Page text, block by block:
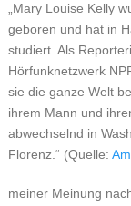
„Mary Louise Kelly
geboren und hat in
studiert. Als
Hörfunknetzwerk
sie die ganze Welt
ihrem Mann und
abwechselnd in
Florenz.“ (Quelle:
meiner Meinung